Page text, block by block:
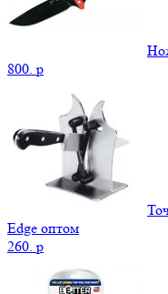
800. p
Edge оптом
260. p